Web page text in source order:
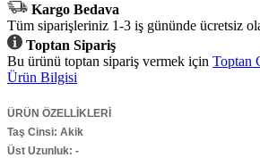
Kargo Bedava
Tüm siparişleriniz 1-3 iş gününde ücretsiz
Toptan Sipariş
Bu ürünü toptan sipariş vermek için Toptan
Ürün Bilgisi
ÜRÜN ÖZELLİKLERİ
Taş Cinsi: Akik
Üst Uzunluk: -